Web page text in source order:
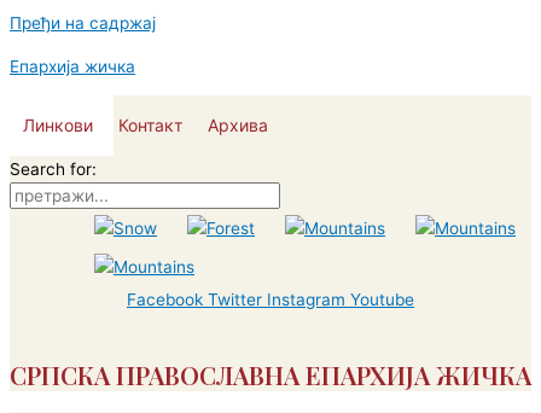
Пређи на садржај
Епархија жичка
Линкови Контакт Архива
Search for:
Facebook Twitter Instagram Youtube
СРПСКА ПРАВОСЛАВНА ЕПАРХИЈА ЖИЧКА